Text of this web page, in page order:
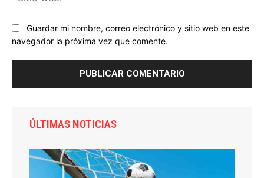
Guardar mi nombre, correo electrónico y sitio web en este
navegador la próxima vez que comente.
ÚLTIMAS NOTICIAS